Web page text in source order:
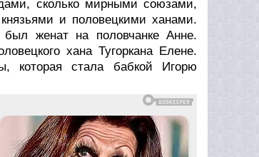
сколько мирными союзами,
и половецкими ханами.
женат на половчанке Анне.
хана Тугоркана Елене.
которая стала бабкой Игорю